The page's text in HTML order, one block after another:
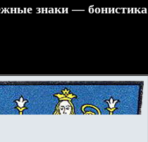
знаки — бонистика